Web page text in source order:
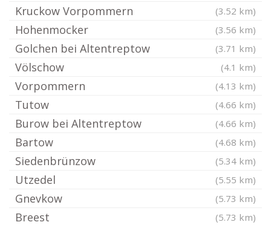
Kruckow Vorpommern (3.52 km)
Hohenmocker (3.56 km)
Golchen bei Altentreptow (3.71 km)
Völschow (4.1 km)
Vorpommern (4.13 km)
Tutow (4.66 km)
Burow bei Altentreptow (4.66 km)
Bartow (4.68 km)
Siedenbrünzow (5.34 km)
Utzedel (5.55 km)
Gnevkow (5.73 km)
Breest (5.73 km)